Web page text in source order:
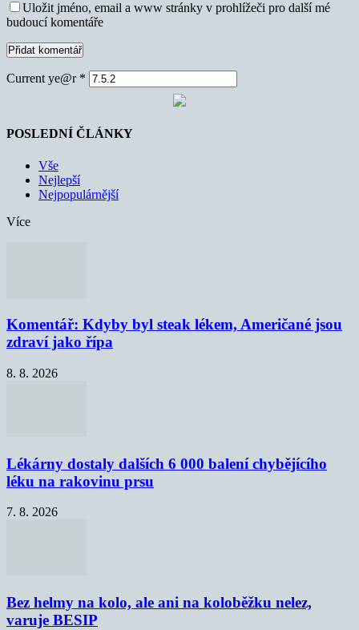
Uložit jméno, email a www stránky v prohlížeči pro další mé
budoucí komentáře
Current ye@r *
POSLEDNÍ ČLÁNKY
Vše
Nejlepší
Nejpopulárnější
Více
Komentář: Kdyby byl steak lékem, Američané jsou
zdraví jako řípa
8. 8. 2026
Lékárny dostaly dalších 6 000 balení chybějícího
léku na rakovinu prsu
7. 8. 2026
Bez helmy na kolo, ale ani na koloběžku nelez,
varuje BESIP